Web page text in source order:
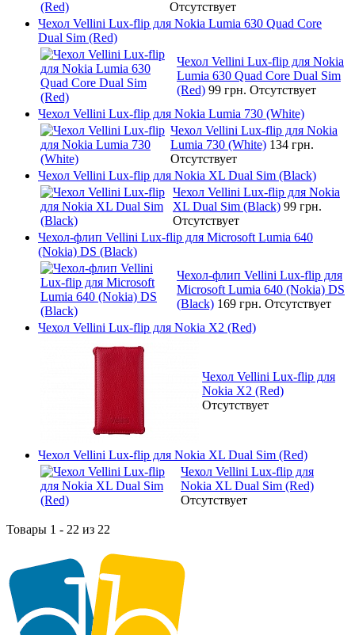
Отсутствует
Чехол Vellini Lux-flip для Nokia Lumia 630 Quad Core
Dual Sim (Red)
Чехол Vellini Lux-flip для Nokia
Lumia 630 Quad Core Dual Sim
(Red) 99 грн. Отсутствует
Чехол Vellini Lux-flip для Nokia Lumia 730 (White)
Чехол Vellini Lux-flip для Nokia
Lumia 730 (White) 134 грн.
Отсутствует
Чехол Vellini Lux-flip для Nokia XL Dual Sim (Black)
Чехол Vellini Lux-flip для Nokia
XL Dual Sim (Black) 99 грн.
Отсутствует
Чехол-флип Vellini Lux-flip для Microsoft Lumia 640
(Nokia) DS (Black)
Чехол-флип Vellini Lux-flip для
Microsoft Lumia 640 (Nokia) DS
(Black) 169 грн. Отсутствует
Чехол Vellini Lux-flip для Nokia X2 (Red)
Чехол Vellini Lux-flip для
Nokia X2 (Red)
Отсутствует
Чехол Vellini Lux-flip для Nokia XL Dual Sim (Red)
Чехол Vellini Lux-flip для
Nokia XL Dual Sim (Red)
Отсутствует
Товары 1 - 22 из 22